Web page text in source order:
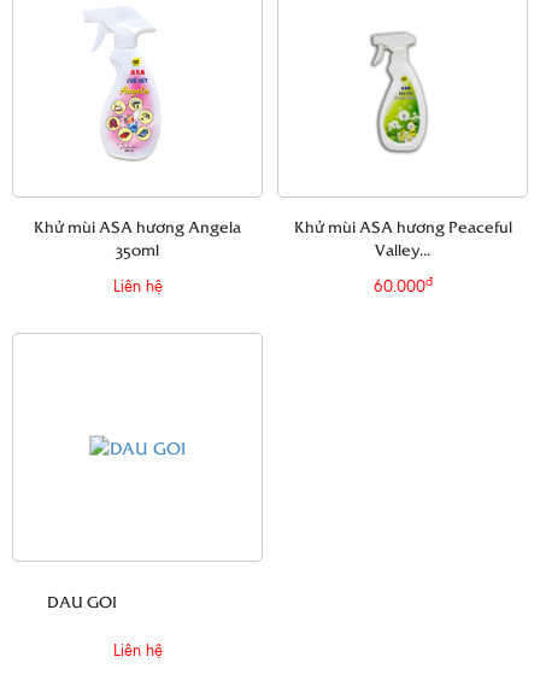
Khử mùi ASA hương Angela
350ml
Liên hệ
Khử mùi ASA hương Peaceful
Valley...
60.000đ
DAU GOI
Liên hệ